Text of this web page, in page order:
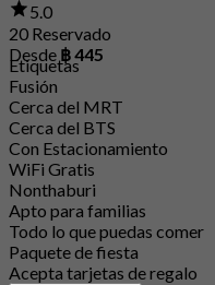
5.0
20 Reservado
Desde ฿ 445
Etiquetas
Fusión
Cerca del MRT
Cerca del BTS
Con Estacionamiento
WiFi Gratis
Nonthaburi
Apto para familias
Todo lo que puedas comer
Paquete de fiesta
Acepta tarjetas de regalo